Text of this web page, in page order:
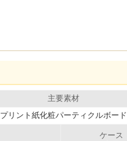
主要素材
プリント紙化粧パーティクルボード
ケース